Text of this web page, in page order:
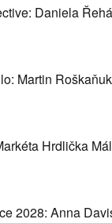
Daniela
Martin
Hrdlička
2028: Anna